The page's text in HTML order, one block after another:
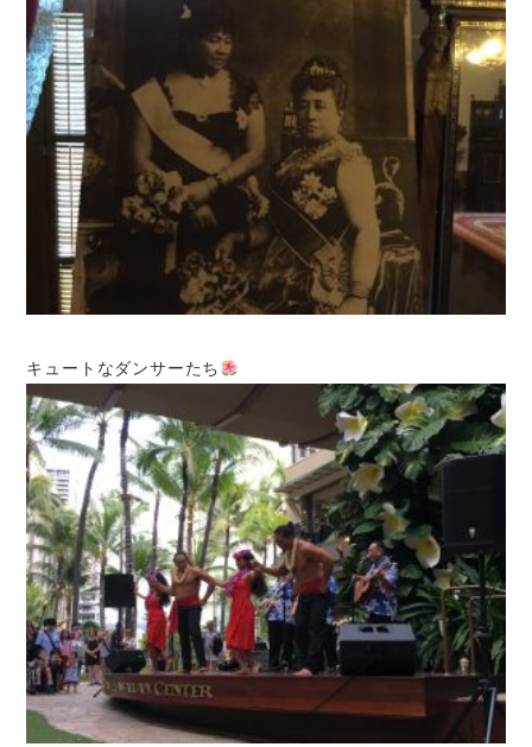
キュートなダンサーたち